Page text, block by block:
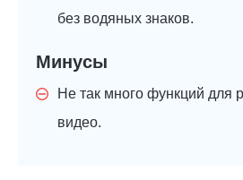
без водяных знаков.
Минусы
Не так много функций для
видео.